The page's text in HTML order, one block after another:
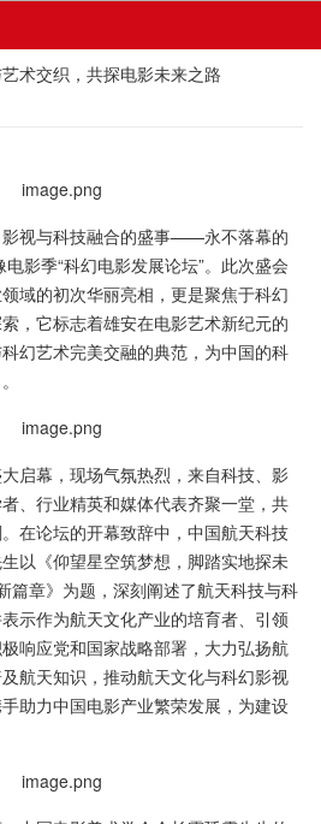
术交织，共探电影未来之路
视与科技融合的盛事——永不落幕的
影季“科幻电影发展论坛”。此次盛会
域的初次华丽亮相，更是聚焦于科幻
，它标志着雄安在电影艺术新纪元的
幻艺术完美交融的典范，为中国的科
幕，现场气氛热烈，来自科技、影
、行业精英和媒体代表齐聚一堂，共
在论坛的开幕致辞中，中国航天科技
以《仰望星空筑梦想，脚踏实地探未
章》为题，深刻阐述了航天科技与科
示作为航天文化产业的培育者、引领
响应党和国家战略部署，大力弘扬航
航天知识，推动航天文化与科幻影视
助力中国电影产业繁荣发展，为建设